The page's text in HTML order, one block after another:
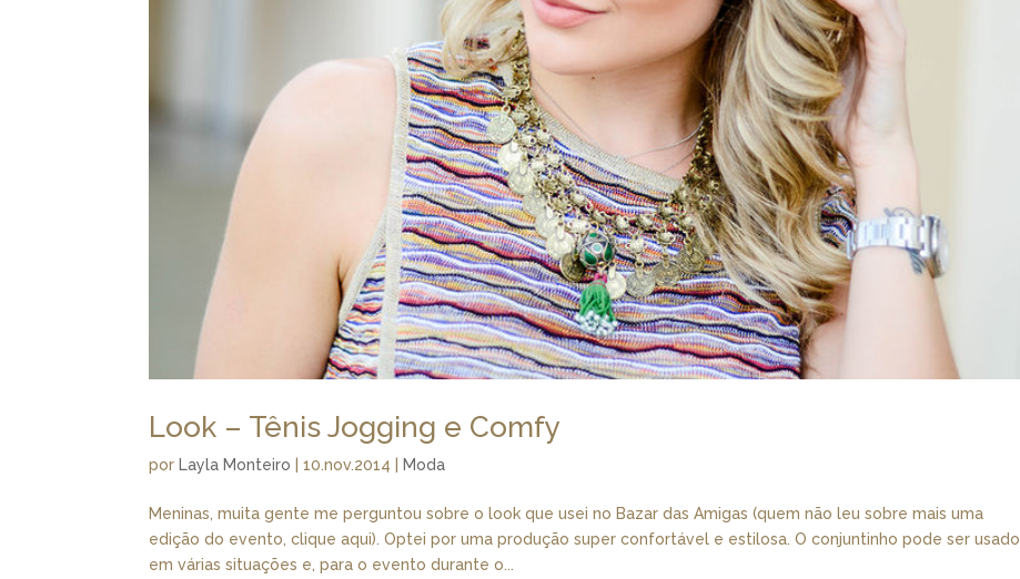
Look – Tênis Jogging e Comfy
por Layla Monteiro |10.nov.2014 Moda
Meninas, muita gente me perguntou sobre o look que usei no Bazar das Amigas (quem não leu sobre mais uma
edição do evento, clique aqui). Optei por uma produção super confortável e estilosa. O conjuntinho pode ser usado
em várias situações e, para o evento durante o...